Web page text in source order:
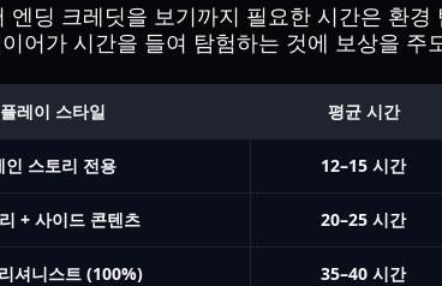
엔딩 크레딧을 보기까지 필요한 시간은 환
어가 시간을 들여 탐험하는 것에 보상을
플레이 스타일 평균 시간
인 스토리 전용 12–15 시간
+ 사이드 콘텐츠 20–25 시간
셔니스트 (100%) 35–40 시간